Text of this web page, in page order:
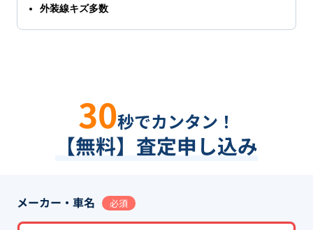
外装線キズ多数
30秒でカンタン！
【無料】査定申し込み
メーカー・車名 必須